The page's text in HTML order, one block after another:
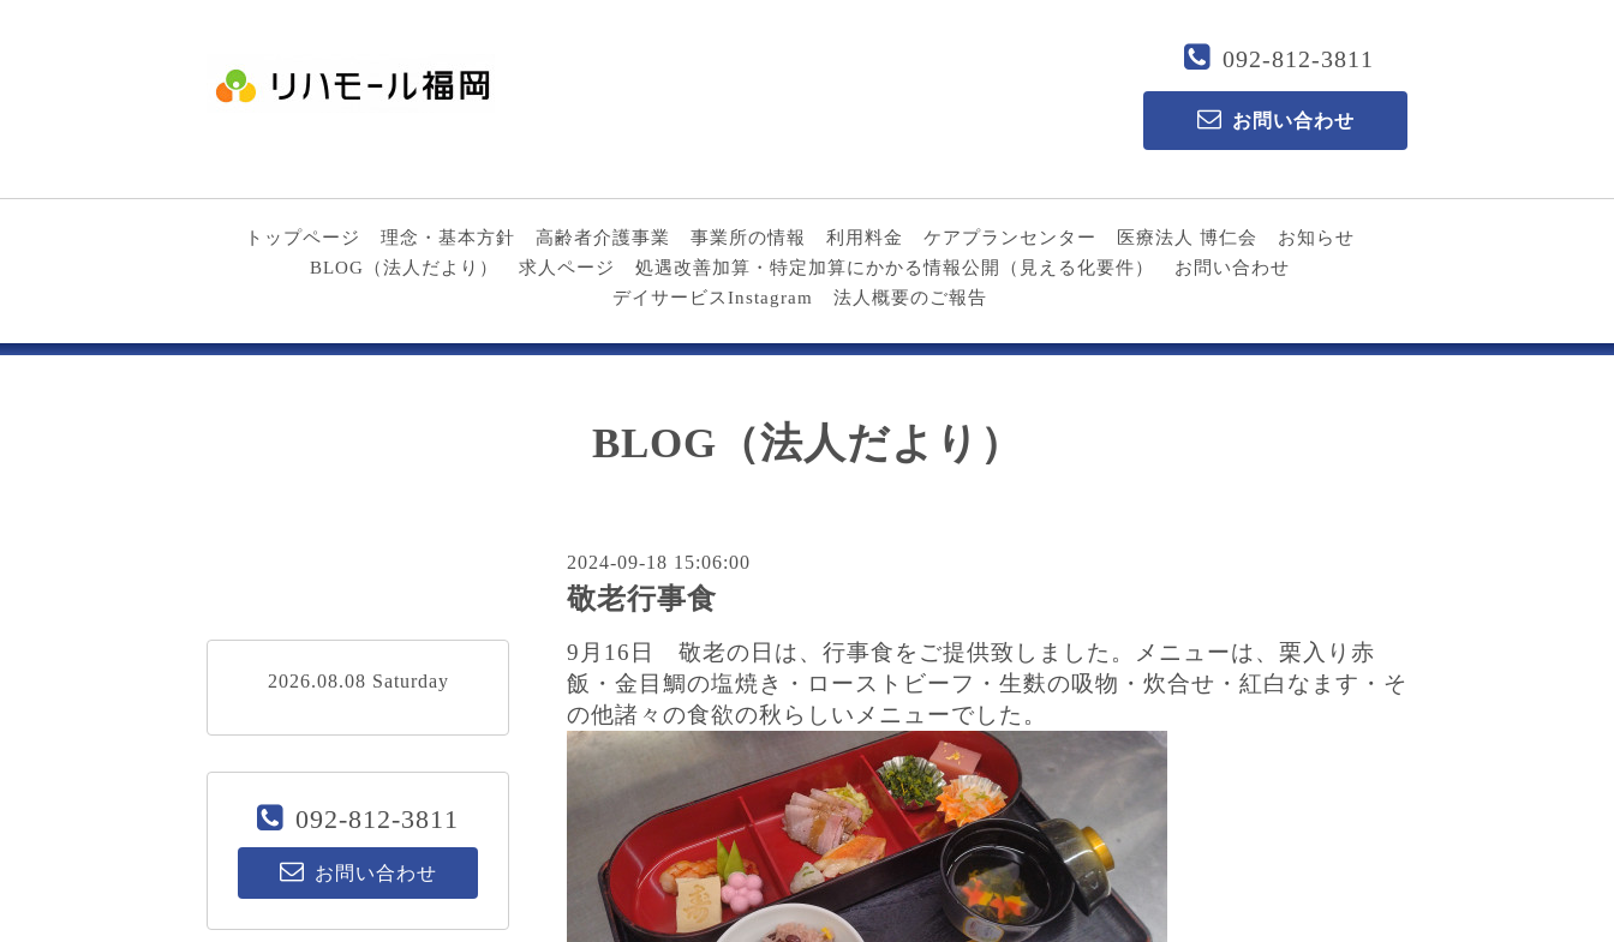
092-812-3811
お問い合わせ
トップページ 理念・基本方針 高齢者介護事業 事業所の情報 利用料金 ケアプランセンター 医療法人 博仁会
お知らせ
BLOG（法人だより）
求人ページ 処遇改善加算・特定加算にかかる情報公開（見える化要件）
お問い合わせ
デイサービスInstagram
法人概要のご報告
BLOG（法人だより）
2024-09-18 15:06:00
敬老行事食
9月16日 敬老の日は、行事食をご提供致しました。メニューは、栗入り赤
飯・金目鯛の塩焼き・ローストビーフ・生麩の吸物・炊合せ・紅白なます・そ
の他諸々の食欲の秋らしいメニューでした。
2026.08.08 Saturday
092-812-3811
お問い合わせ